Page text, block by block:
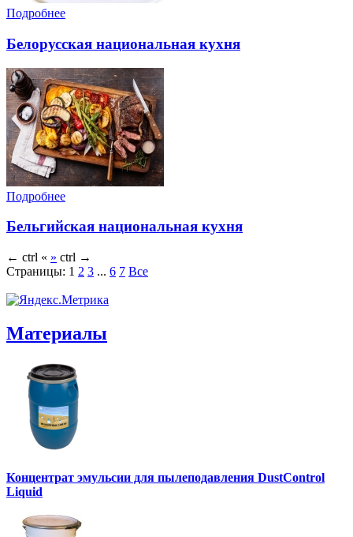
Подробнее
Белорусская национальная кухня
Подробнее
Бельгийская национальная кухня
← ctrl « » ctrl →
Страницы: 1 2 3 ... 6 7 Все
Материалы
Концентрат эмульсии для пылеподавления DustControl
Liquid